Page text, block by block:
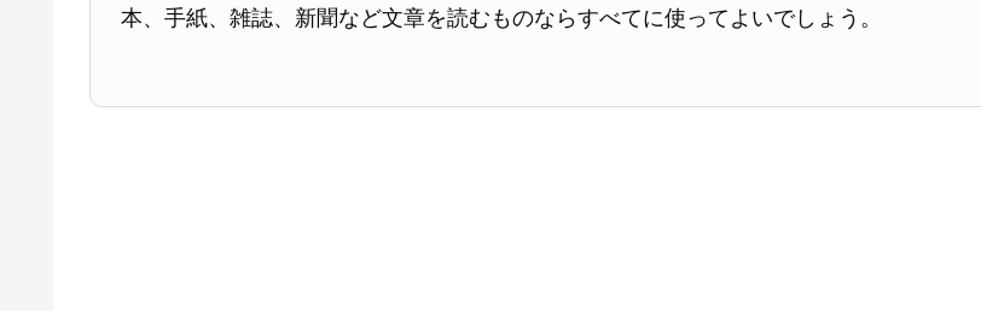
本、手紙、雑誌、新聞など文章を読むものならすべてに使ってよいでしょう。